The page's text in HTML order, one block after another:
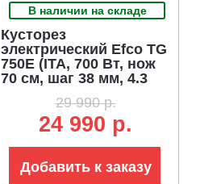
В наличии на складе
Кусторез
электрический Efco TG
750E (ITA, 700 Вт, нож
70 см, шаг 38 мм, 4.3
29 990 р.
24 990 р.
Добавить к заказу